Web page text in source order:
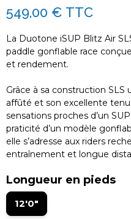
549,00 € TTC
La Duotone iSUP Blitz Air
paddle gonflable race
et rendement.
Grâce à sa construction
affûté et son excellente
sensations proches d’un
praticité d’un modèle
elle s’adresse aux riders
entraînement et longue
Longueur en pieds
12'0"